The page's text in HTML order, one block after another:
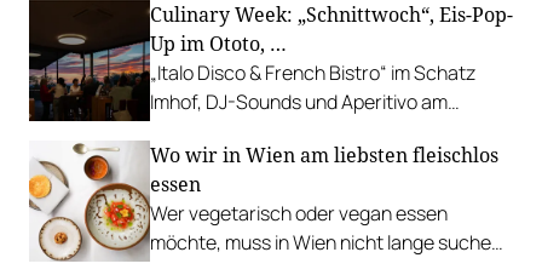
Culinary Week: „Schnittwoch“, Eis-Pop-
Up im Ototo, …
„Italo Disco & French Bistro“ im Schatz
Imhof, DJ-Sounds und Aperitivo am
Palme, „Fridays for Furmint“ u. v. m.
Wo wir in Wien am liebsten fleischlos
essen
Wer vegetarisch oder vegan essen
möchte, muss in Wien nicht lange suchen.